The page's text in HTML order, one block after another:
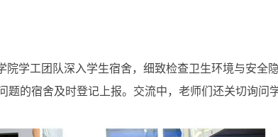
院学工团队深入学生宿舍，细致检查卫生环境与安全
题的宿舍及时登记上报。交流中，老师们还关切询问